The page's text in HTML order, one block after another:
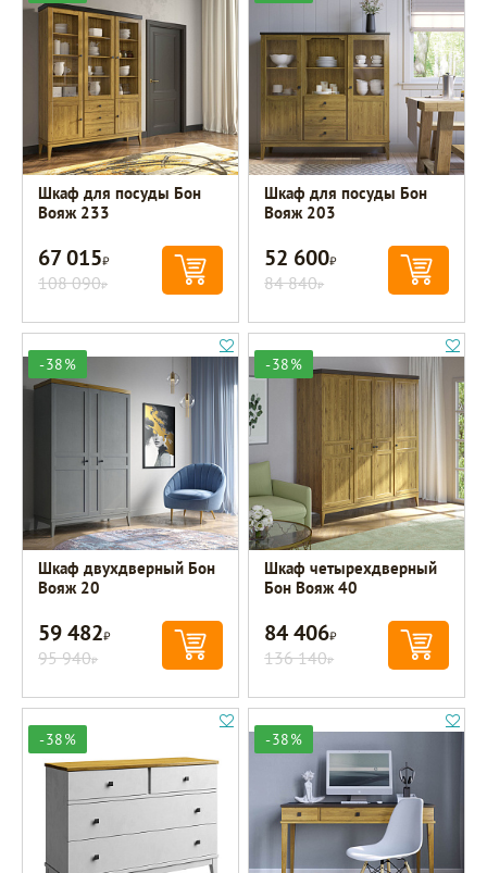
Шкаф для посуды Бон
Вояж 233
67 015Р
108 090Р
Шкаф для посуды Бон
Вояж 203
52 600Р
84 840Р
-38%
Шкаф двухдверный Бон
Вояж 20
59 482Р
95 940Р
-38%
Шкаф четырехдверный
Бон Вояж 40
84 406Р
136 140Р
-38% -38%